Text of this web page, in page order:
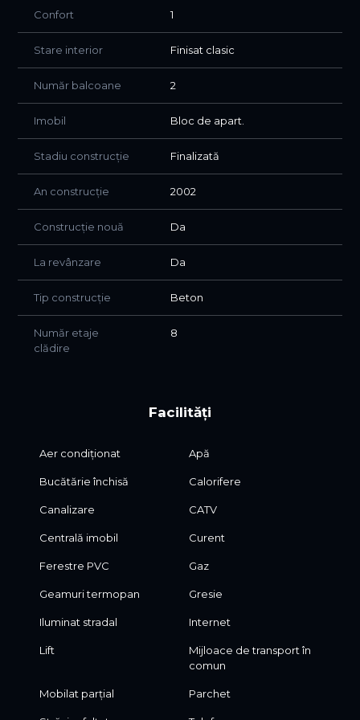
Confort 1
Stare interior Finisat clasic
Număr balcoane 2
Imobil Bloc de apart.
Stadiu construcție Finalizată
An construcție 2002
Construcție nouă Da
La revânzare Da
Tip construcție Beton
Număr etaje
clădire
8
Facilități
Aer condiționat Apă
Bucătărie închisă Calorifere
Canalizare CATV
Centrală imobil Curent
Ferestre PVC Gaz
Geamuri termopan Gresie
Iluminat stradal Internet
Lift
Mijloace de transport în
comun
Mobilat parțial Parchet